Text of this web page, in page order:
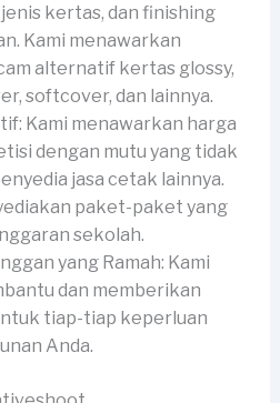
kertas, dan finishing
Kami menawarkan
alternatif kertas glossy,
softcover, dan lainnya.
Kami menawarkan harga
dengan mutu yang tidak
jasa cetak lainnya.
paket-paket yang
sekolah.
yang Ramah: Kami
dan memberikan
tiap-tiap keperluan
Anda.